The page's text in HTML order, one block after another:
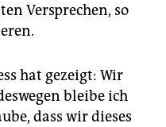
Versprechen, so
hat gezeigt: Wir
bleibe ich
dass wir dieses